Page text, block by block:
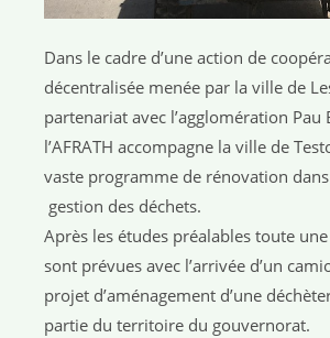
Dans le cadre d’une action de
décentralisée menée par la ville de
partenariat avec l’agglomération Pau
l’AFRATH accompagne la ville de
vaste programme de rénovation
gestion des déchets.
Après les études préalables toute une
sont prévues avec l’arrivée d’un
projet d’aménagement d’une
partie du territoire du gouvernorat.